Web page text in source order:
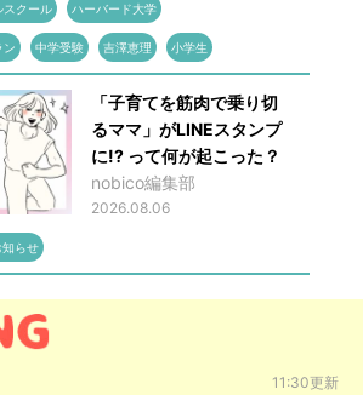
スクール ハーバード大学
ン 中学受験 吉澤恵理 小学生
「子育てを筋肉で乗り切
るママ」がLINEスタンプ
に!? って何が起こった？
nobico編集部
2026.08.06
知らせ
11:30更新